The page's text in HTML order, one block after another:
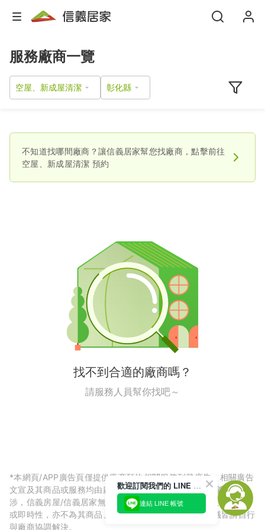
服務廠商一覽
空屋、新成屋清潔
不知道找哪間廠商？讓信義居家幫您找廠商，點擊前往
空屋、新成屋清潔 預約
找不到合適的廠商嗎？
請服務人員幫你找吧～
*本網頁/APP廣告頁僅提供廠商預約相關服務刊登廣告，相關廣告
文宣及其商品或服務均由廠商自行提供，與信義房屋/信義居家無
涉，信義房屋/信義居家無法擔保廠商廣告內容的正確性、可信度
或即時性，亦不為其商品、服務品質負責，所生任何爭議皆請自行
與廠商協調解決。
歡迎訂閱我們的 LINE 官方帳號
連結 LINE 帳號